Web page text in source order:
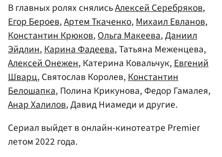
В главных ролях снялисьАлексей Серебряков,
Егор Бероев,Артем Ткаченко, Михаил Евланов,
Константин Крюков, Ольга Макеева,Даниил
Эйдлин, Карина Фадеева, Татьяна Меженцева,
Алексей Онежен, Катерина Ковальчук, Евгений
Шварц, Святослав Королев, Константин
Белошапка, Полина Крикунова, Федор Гамалея,
Анар Халилов, Давид Ниамеди и другие.
Сериал выйдет в онлайн-кинотеатре Premier
летом 2022 года.